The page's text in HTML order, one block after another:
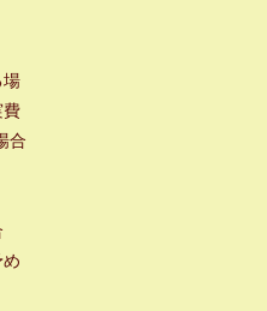
場
費
合